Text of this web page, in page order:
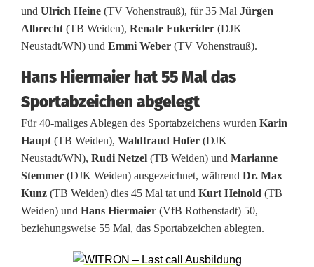
und Ulrich Heine (TV Vohenstrauß), für 35 Mal Jürgen
Albrecht (TB Weiden), Renate Fukerider (DJK
Neustadt/WN) und Emmi Weber (TV Vohenstrauß).
Hans Hiermaier hat 55 Mal das
Sportabzeichen abgelegt
Für 40-maliges Ablegen des Sportabzeichens wurden Karin
Haupt (TB Weiden), Waldtraud Hofer (DJK
Neustadt/WN), Rudi Netzel (TB Weiden) und Marianne
Stemmer (DJK Weiden) ausgezeichnet, während Dr. Max
Kunz (TB Weiden) dies 45 Mal tat und Kurt Heinold (TB
Weiden) und Hans Hiermaier (VfB Rothenstadt) 50,
beziehungsweise 55 Mal, das Sportabzeichen ablegten.